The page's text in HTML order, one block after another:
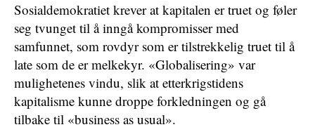
Sosialdemokratiet krever at kapitalen er truet og føler
seg tvunget til å inngå kompromisser med
samfunnet, som rovdyr som er tilstrekkelig truet til å
late som de er melkekyr. «Globalisering» var
mulighetenes vindu, slik at etterkrigstidens
kapitalisme kunne droppe forkledningen og gå
tilbake til «business as usual».